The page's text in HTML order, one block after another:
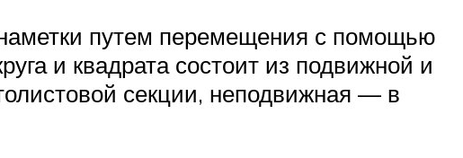
путем перемещения с помощью
и квадрата состоит из подвижной и
секции, неподвижная — в